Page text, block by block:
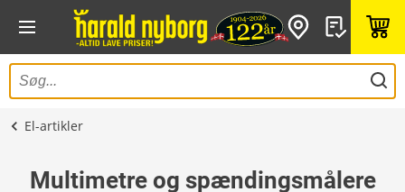
El-artikler
Multimetre og spændingsmålere